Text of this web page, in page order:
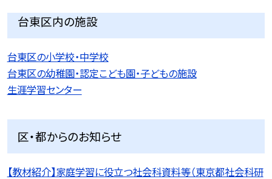
台東区内の施設
台東区の小学校・中学校
台東区の幼稚園・認定こども園・子どもの施設
生涯学習センター
区・都からのお知らせ
【教材紹介】家庭学習に役立つ社会科資料等（東京都社会科研